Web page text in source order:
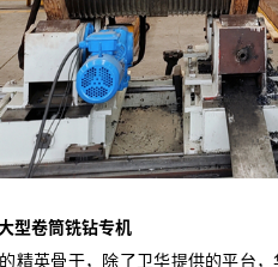
型卷筒铣钻专机
精英骨干，除了卫华提供的平台